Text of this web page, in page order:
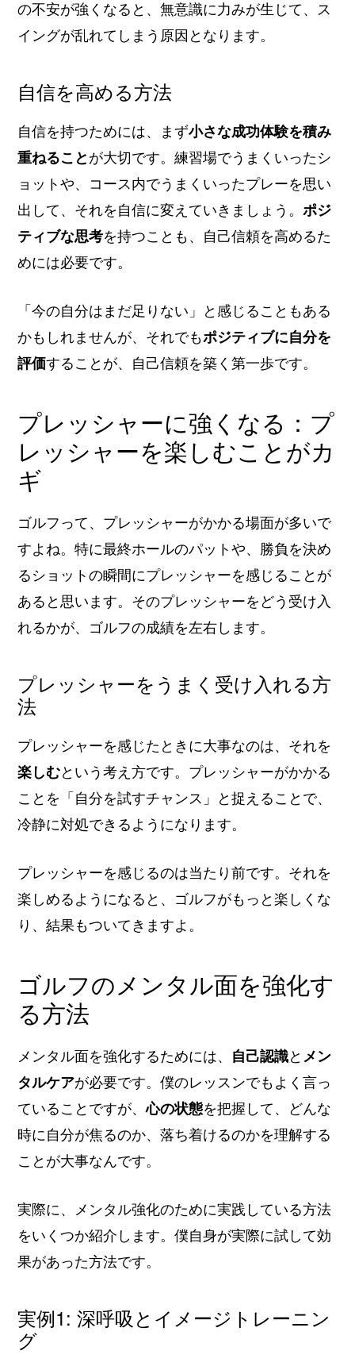
の不安が強くなると、無意識に力みが生じて、ス
イングが乱れてしまう原因となります。
自信を高める方法
自信を持つためには、まず小さな成功体験を積み
重ねることが大切です。練習場でうまくいったシ
ョットや、コース内でうまくいったプレーを思い
出して、それを自信に変えていきましょう。ポジ
ティブな思考を持つことも、自己信頼を高めるた
めには必要です。
「今の自分はまだ足りない」と感じることもある
かもしれませんが、それでもポジティブに自分を
評価することが、自己信頼を築く第一歩です。
プレッシャーに強くなる：プ
レッシャーを楽しむことがカ
ギ
ゴルフって、プレッシャーがかかる場面が多いで
すよね。特に最終ホールのパットや、勝負を決め
るショットの瞬間にプレッシャーを感じることが
あると思います。そのプレッシャーをどう受け入
れるかが、ゴルフの成績を左右します。
プレッシャーをうまく受け入れる方
法
プレッシャーを感じたときに大事なのは、それを
楽しむという考え方です。プレッシャーがかかる
ことを「自分を試すチャンス」と捉えることで、
冷静に対処できるようになります。
プレッシャーを感じるのは当たり前です。それを
楽しめるようになると、ゴルフがもっと楽しくな
り、結果もついてきますよ。
ゴルフのメンタル面を強化す
る方法
メンタル面を強化するためには、 自己認識と メン
タルケアが必要です。僕のレッスンでもよく言っ
ていることですが、心の状態を把握して、どんな
時に自分が焦るのか、落ち着けるのかを理解する
ことが大事なんです。
実際に、メンタル強化のために実践している方法
をいくつか紹介します。僕自身が実際に試して効
果があった方法です。
実例1: 深呼吸とイメージトレーニン
グ